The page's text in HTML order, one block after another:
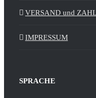
VERSAND und
IMPRESSUM
SPRACHE